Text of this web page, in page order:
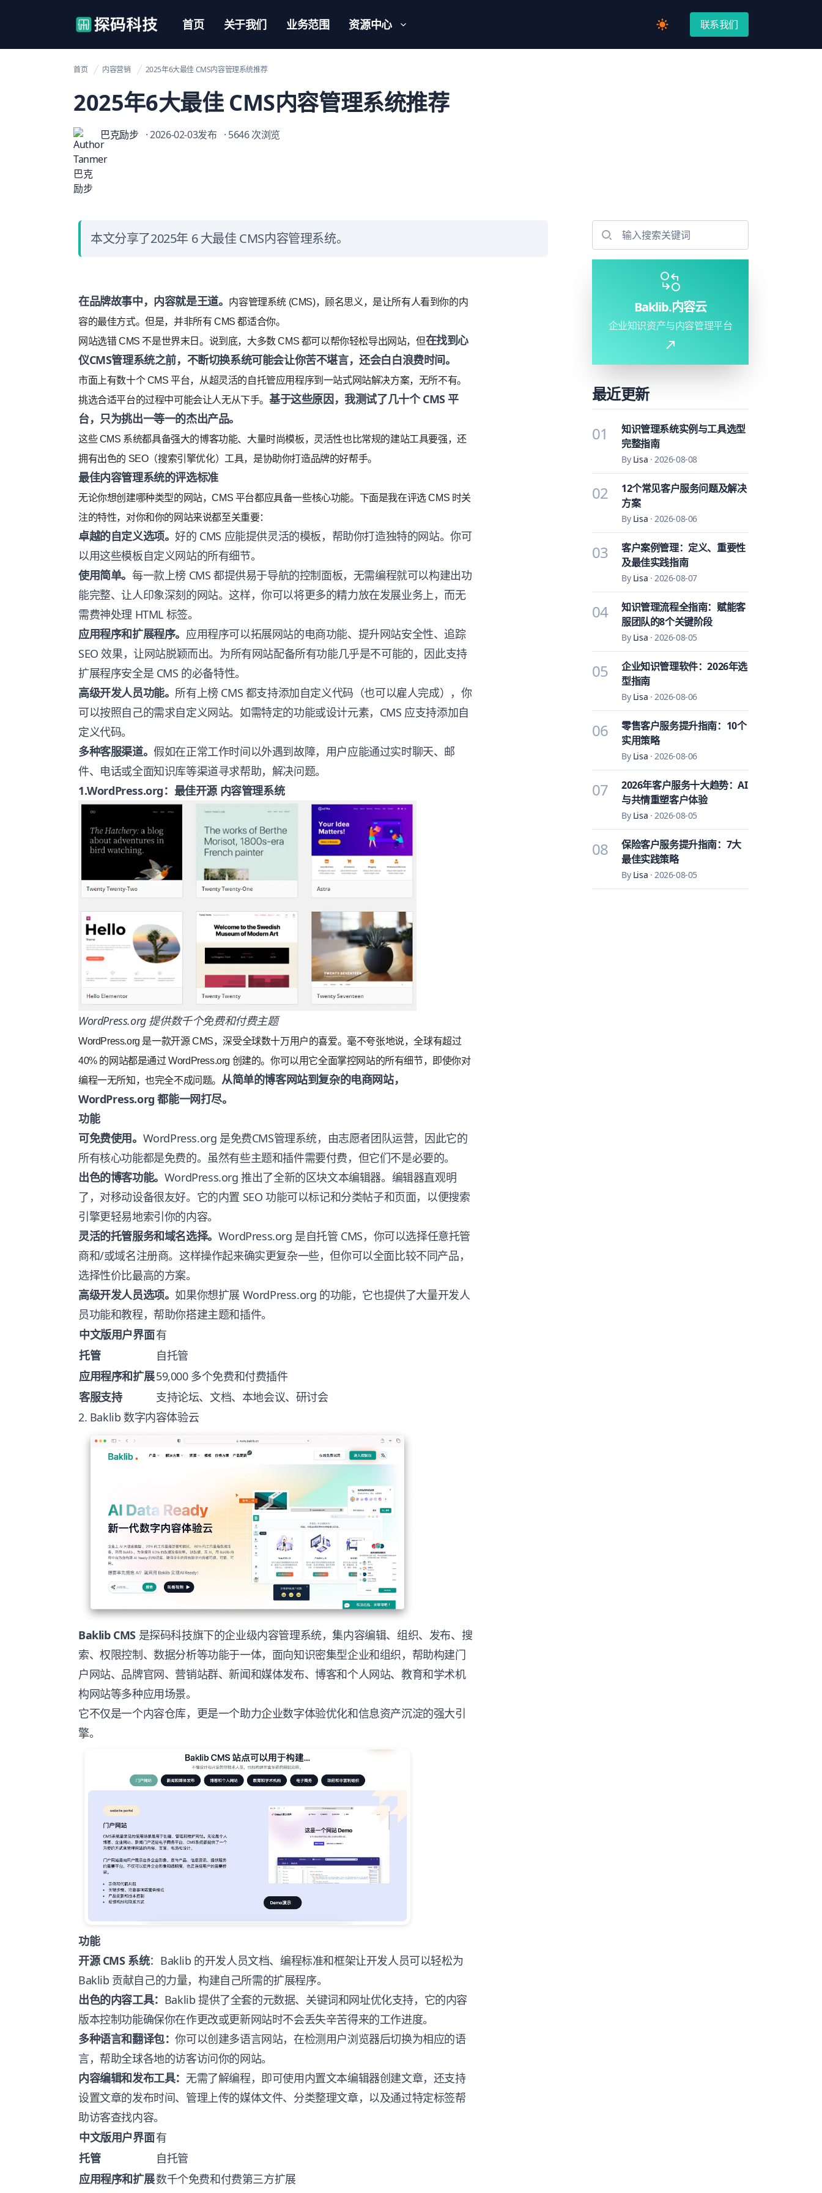
【官网】探码科技 首页 关于我们 业务范围 资源中心 Switch to light / dark version
联系我们
首页 内容营销 2025年6大最佳 CMS内容管理系统推荐
2025年6大最佳 CMS内容管理系统推荐
巴克励步 · 2026-02-03发布 · 5646 次浏览
本文分享了2025年 6 大最佳 CMS内容管理系统。
在品牌故事中，内容就是王道。
内容管理系统 (CMS)，顾名思义，是让所有人看到你的内
容的最佳方式。但是，并非所有 CMS 都适合你。
网站选错 CMS 不是世界末日。说到底，大多数 CMS 都可以帮你轻松导出网站，但在找到心
仪CMS管理系统之前，不断切换系统可能会让你苦不堪言，还会白白浪费时间。
市面上有数十个 CMS 平台，从超灵活的自托管应用程序到一站式网站解决方案，无所不有。
挑选合适平台的过程中可能会让人无从下手。基于这些原因，我测试了几十个 CMS 平
台，只为挑出一等一的杰出产品。
这些 CMS 系统都具备强大的博客功能、大量时尚模板，灵活性也比常规的建站工具要强，还
拥有出色的 SEO（搜索引擎优化）工具，是协助你打造品牌的好帮手。
最佳内容管理系统的评选标准
无论你想创建哪种类型的网站，CMS 平台都应具备一些核心功能。下面是我在评选 CMS 时关
注的特性，对你和你的网站来说都至关重要：
卓越的自定义选项。好的 CMS 应能提供灵活的模板，帮助你打造独特的网站。你可
以用这些模板自定义网站的所有细节。
使用简单。 每一款上榜 CMS 都提供易于导航的控制面板，无需编程就可以构建出功
能完整、让人印象深刻的网站。这样，你可以将更多的精力放在发展业务上，而无
需费神处理 HTML 标签。
应用程序和扩展程序。 应用程序可以拓展网站的电商功能、提升网站安全性、追踪
SEO 效果，让网站脱颖而出。为所有网站配备所有功能几乎是不可能的，因此支持
扩展程序安全是 CMS 的必备特性。
高级开发人员功能。 所有上榜 CMS 都支持添加自定义代码（也可以雇人完成），你
可以按照自己的需求自定义网站。如需特定的功能或设计元素，CMS 应支持添加自
定义代码。
多种客服渠道。假如在正常工作时间以外遇到故障，用户应能通过实时聊天、邮
件、电话或全面知识库等渠道寻求帮助，解决问题。
1.WordPress.org：最佳开源 内容管理系统
WordPress.org提供数千个免费和付费主题
WordPress.org 是一款开源 CMS，深受全球数十万用户的喜爱。毫不夸张地说，全球有超过
40% 的网站都是通过WordPress.org 创建的。你可以用它全面掌控网站的所有细节，即使你对
编程一无所知，也完全不成问题。 从简单的博客网站到复杂的电商网站，
WordPress.org 都能一网打尽。
功能
可免费使用。 WordPress.org 是免费CMS管理系统，由志愿者团队运营，因此它的
所有核心功能都是免费的。虽然有些主题和插件需要付费，但它们不是必要的。
出色的博客功能。 WordPress.org 推出了全新的区块文本编辑器。编辑器直观明
了，对移动设备很友好。它的内置 SEO 功能可以标记和分类帖子和页面，以便搜索
引擎更轻易地索引你的内容。
灵活的托管服务和域名选择。 WordPress.org 是自托管 CMS，你可以选择任意托管
商和/或域名注册商。这样操作起来确实更复杂一些，但你可以全面比较不同产品，
选择性价比最高的方案。
高级开发人员选项。如果你想扩展 WordPress.org 的功能，它也提供了大量开发人
员功能和教程，帮助你搭建主题和插件。
中文版用户界面有
托管
自托管
应用程序和扩展59,000 多个免费和付费插件
客服支持
支持论坛、文档、本地会议、研讨会
2. Baklib 数字内容体验云
Baklib CMS 是探码科技旗下的企业级内容管理系统，集内容编辑、组织、发布、搜
索、权限控制、数据分析等功能于一体，面向知识密集型企业和组织，帮助构建门
户网站、品牌官网、 营销站群、新闻和媒体发布、博客和个人网站、教育和学术机
构网站等多种应用场景。
它不仅是一个内容仓库，更是一个助力企业数字体验优化和信息资产沉淀的强大引
擎。
功能
开源 CMS 系统：Baklib 的开发人员文档、编程标准和框架让开发人员可以轻松为
Baklib 贡献自己的力量，构建自己所需的扩展程序。
出色的内容工具： Baklib 提供了全套的元数据、关键词和网址优化支持，它的内容
版本控制功能确保你在作更改或更新网站时不会丢失辛苦得来的工作进度。
多种语言和翻译包：你可以创建多语言网站，在检测用户浏览器后切换为相应的语
言，帮助全球各地的访客访问你的网站。
内容编辑和发布工具： 无需了解编程，即可使用内置文本编辑器创建文章，还支持
设置文章的发布时间、管理上传的媒体文件、分类整理文章，以及通过特定标签帮
助访客查找内容。
中文版用户界面有
托管
自托管
应用程序和扩展数千个免费和付费第三方扩展
Baklib.内容云
企业知识资产与内容管理平台
最近更新
01
知识管理系统实例与工具选型
完整指南
By Lisa ·2026-08-08
02
12个常见客户服务问题及解决
方案
By Lisa ·2026-08-06
03
客户案例管理：定义、重要性
及最佳实践指南
By Lisa ·2026-08-07
04
知识管理流程全指南：赋能客
服团队的8个关键阶段
By Lisa ·2026-08-05
05
企业知识管理软件：2026年选
型指南
By Lisa ·2026-08-06
06
零售客户服务提升指南：10个
实用策略
By Lisa ·2026-08-06
07
2026年客户服务十大趋势：AI
与共情重塑客户体验
By Lisa ·2026-08-05
08
保险客户服务提升指南：7大
最佳实践策略
By Lisa ·2026-08-05